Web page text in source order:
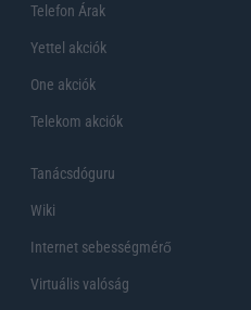
Telefon Árak
Yettel akciók
One akciók
Telekom akciók
Tanácsdóguru
Wiki
Internet sebességmérő
Virtuális valóság